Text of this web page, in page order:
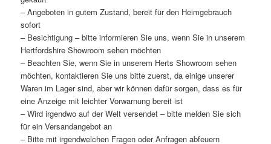
– Angeboten in gutem Zustand, bereit für den Heimgebrauch
sofort
– Besichtigung – bitte informieren Sie uns, wenn Sie in unserem
Hertfordshire Showroom sehen möchten
– Beachten Sie, wenn Sie in unserem Herts Showroom sehen
möchten, kontaktieren Sie uns bitte zuerst, da einige unserer
Waren im Lager sind, aber wir können dafür sorgen, dass es für
eine Anzeige mit leichter Vorwarnung bereit ist
– Wird irgendwo auf der Welt versendet – bitte melden Sie sich
für ein Versandangebot an
– Bitte mit irgendwelchen Fragen oder Anfragen abfeuern